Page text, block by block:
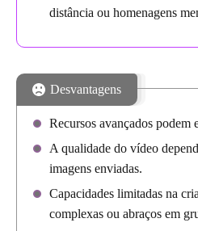
distância ou homenagens
Desvantagens
Recursos avançados podem
A qualidade do vídeo
imagens enviadas.
Capacidades limitadas na
complexas ou abraços em